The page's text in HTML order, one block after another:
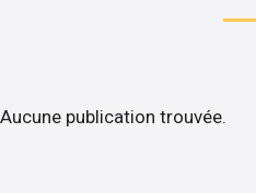
Aucune publication trouvée.